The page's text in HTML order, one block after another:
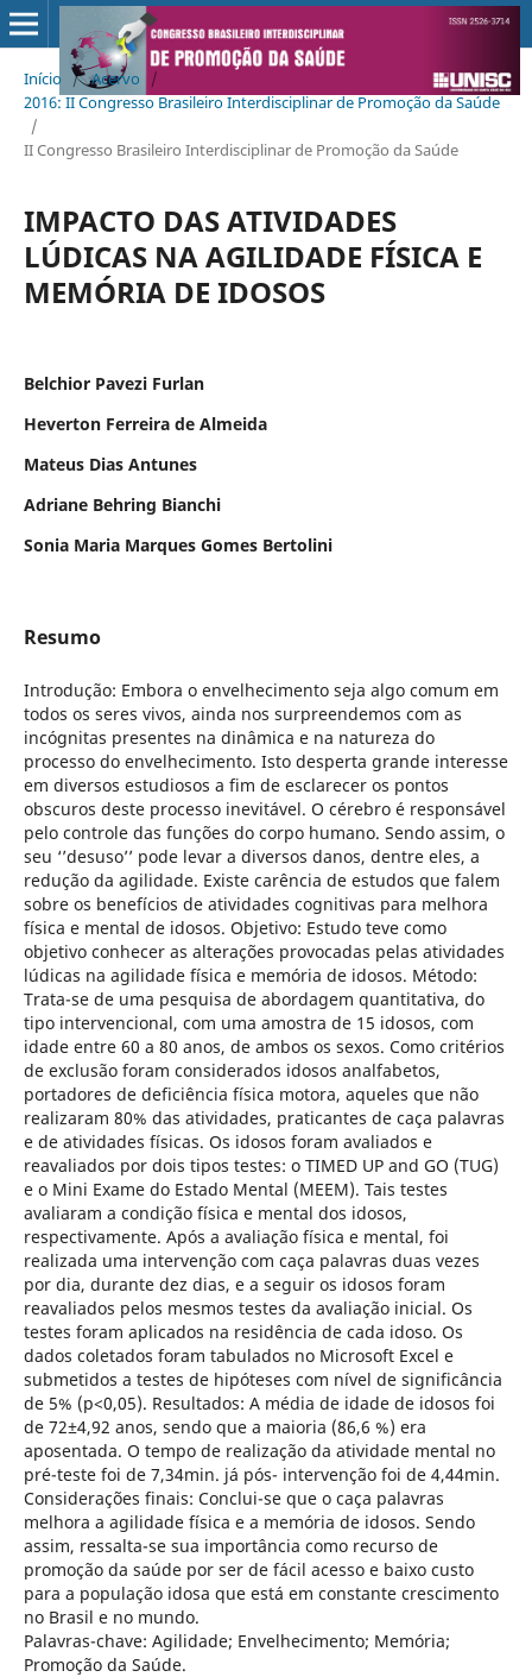
Início / Acervo
/
2016: II Congresso Brasileiro Interdisciplinar de Promoção da Saúde
/
II Congresso Brasileiro Interdisciplinar de Promoção da Saúde
IMPACTO DAS ATIVIDADES
LÚDICAS NA AGILIDADE FÍSICA E
MEMÓRIA DE IDOSOS
Belchior Pavezi Furlan
Heverton Ferreira de Almeida
Mateus Dias Antunes
Adriane Behring Bianchi
Sonia Maria Marques Gomes Bertolini
Resumo
Introdução: Embora o envelhecimento seja algo comum em
todos os seres vivos, ainda nos surpreendemos com as
incógnitas presentes na dinâmica e na natureza do
processo do envelhecimento. Isto desperta grande interesse
em diversos estudiosos a fim de esclarecer os pontos
obscuros deste processo inevitável. O cérebro é responsável
pelo controle das funções do corpo humano. Sendo assim, o
seu ‘’desuso’’ pode levar a diversos danos, dentre eles, a
redução da agilidade. Existe carência de estudos que falem
sobre os benefícios de atividades cognitivas para melhora
física e mental de idosos. Objetivo: Estudo teve como
objetivo conhecer as alterações provocadas pelas atividades
lúdicas na agilidade física e memória de idosos. Método:
Trata-se de uma pesquisa de abordagem quantitativa, do
tipo intervencional, com uma amostra de 15 idosos, com
idade entre 60 a 80 anos, de ambos os sexos. Como critérios
de exclusão foram considerados idosos analfabetos,
portadores de deficiência física motora, aqueles que não
realizaram 80% das atividades, praticantes de caça palavras
e de atividades físicas. Os idosos foram avaliados e
reavaliados por dois tipos testes: o TIMED UP and GO (TUG)
e o Mini Exame do Estado Mental (MEEM). Tais testes
avaliaram a condição física e mental dos idosos,
respectivamente. Após a avaliação física e mental, foi
realizada uma intervenção com caça palavras duas vezes
por dia, durante dez dias, e a seguir os idosos foram
reavaliados pelos mesmos testes da avaliação inicial. Os
testes foram aplicados na residência de cada idoso. Os
dados coletados foram tabulados no Microsoft Excel e
submetidos a testes de hipóteses com nível de significância
de 5% (p<0,05). Resultados: A média de idade de idosos foi
de 72±4,92 anos, sendo que a maioria (86,6 %) era
aposentada. O tempo de realização da atividade mental no
pré-teste foi de 7,34min. já pós- intervenção foi de 4,44min.
Considerações finais: Conclui-se que o caça palavras
melhora a agilidade física e a memória de idosos. Sendo
assim, ressalta-se sua importância como recurso de
promoção da saúde por ser de fácil acesso e baixo custo
para a população idosa que está em constante crescimento
no Brasil e no mundo.
Palavras-chave: Agilidade; Envelhecimento; Memória;
Promoção da Saúde.